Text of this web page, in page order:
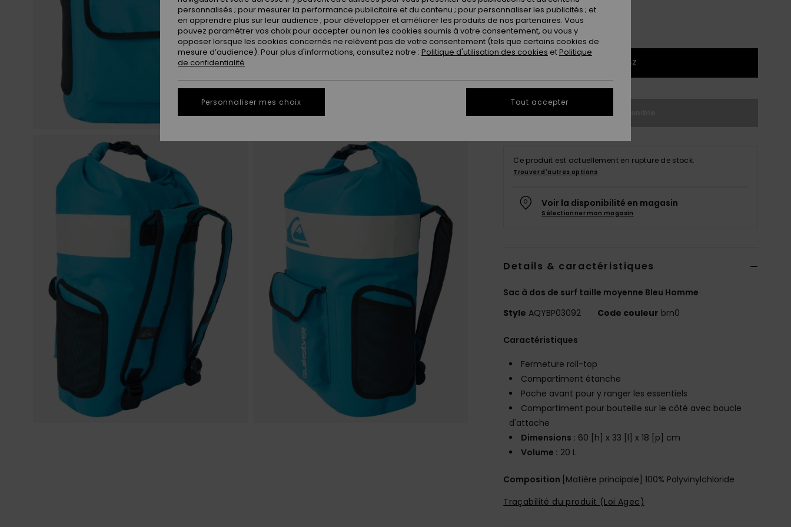
1SZ
Ce produit est actuellement en rupture de stock.
Trouver d'autres options
Voir la disponibilité en magasin
Sélectionner mon magasin
Details & caractéristiques
Sac à dos de surf taille moyenne Bleu Homme
Style AQYBP03092 Code couleur brn0
Caractéristiques
Fermeture roll-top
Compartiment étanche
Poche avant pour y ranger les essentiels
Compartiment pour bouteille sur le côté avec boucle
d'attache
Dimensions : 60 [h] x 33 [l] x 18 [p] cm
Volume : 20 L
Composition [Matière principale] 100% Polyvinylchloride
Traçabilité du produit (Loi Agec)
personnalisés ; pour mesurer la performance publicitaire et du contenu ; pour personnaliser les publicités ; et
en apprendre plus sur leur audience ; pour développer et améliorer les produits de nos partenaires. Vous
pouvez paramétrer vos choix pour accepter ou non les cookies soumis à votre consentement, ou vous y
opposer lorsque les cookies concernés ne relèvent pas de votre consentement (tels que certains cookies de
mesure d’audience). Pour plus d'informations, consultez notre : Politique d'utilisation des cookies etPolitique
de confidentialité
Personnaliser mes choix Tout accepter